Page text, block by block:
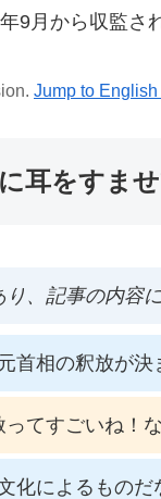
9月から収監さ
Jump to
耳をすま
、記事の内容に
首相の釈放が
ってすごいね！
化によるもの